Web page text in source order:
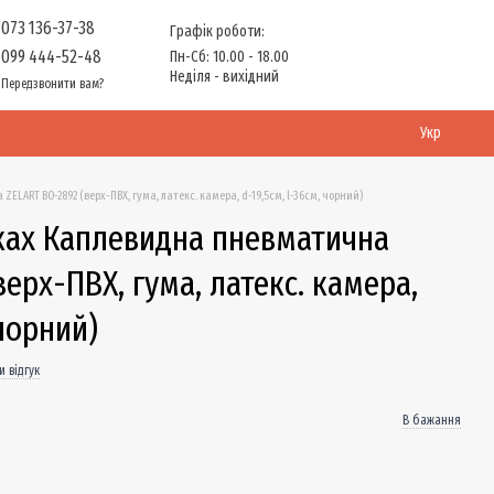
073 136-37-38
099 444-52-48
Передзвонити вам?
Графік роботи:
Пн-Сб: 10.00 - 18.00
Неділя - вихідний
Укр
BO-2892 (верх-ПВХ, гума, латекс. камера, d-19,5см, l-36см, чорний)
Каплевидна пневматична
ПВХ, гума, латекс. камера,
відгук
В бажання